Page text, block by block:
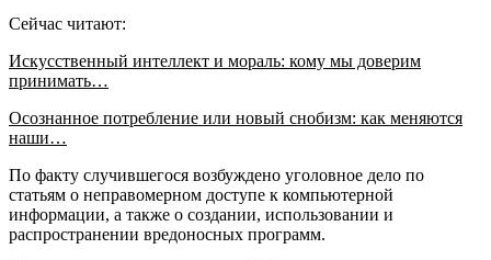
Сейчас читают:
Искусственный интеллект и мораль: кому мы доверим
принимать…
Осознанное потребление или новый снобизм: как меняются
наши…
По факту случившегося возбуждено уголовное дело по
статьям о неправомерном доступе к компьютерной
информации, а также о создании, использовании и
распространении вредоносных программ.